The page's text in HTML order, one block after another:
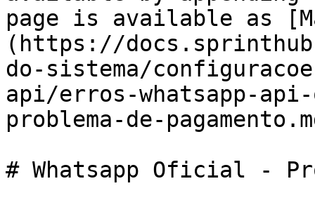
page is available as
(https://
do-sistema/
api/erros-whatsapp-
problema-de-
# Whatsapp Oficial -